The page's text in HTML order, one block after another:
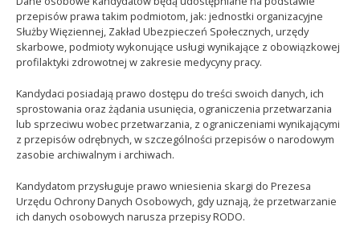
przepisów prawa takim podmiotom, jak: jednostki organizacyjne
Służby Więziennej, Zakład Ubezpieczeń Społecznych, urzędy
skarbowe, podmioty wykonujące usługi wynikające z obowiązkowej
profilaktyki zdrowotnej w zakresie medycyny pracy.
Kandydaci posiadają prawo dostępu do treści swoich danych, ich
sprostowania oraz żądania usunięcia, ograniczenia przetwarzania
lub sprzeciwu wobec przetwarzania, z ograniczeniami wynikającymi
z przepisów odrębnych, w szczególności przepisów o narodowym
zasobie archiwalnym i archiwach.
Kandydatom przysługuje prawo wniesienia skargi do Prezesa
Urzędu Ochrony Danych Osobowych, gdy uznają, że przetwarzanie
ich danych osobowych narusza przepisy RODO.